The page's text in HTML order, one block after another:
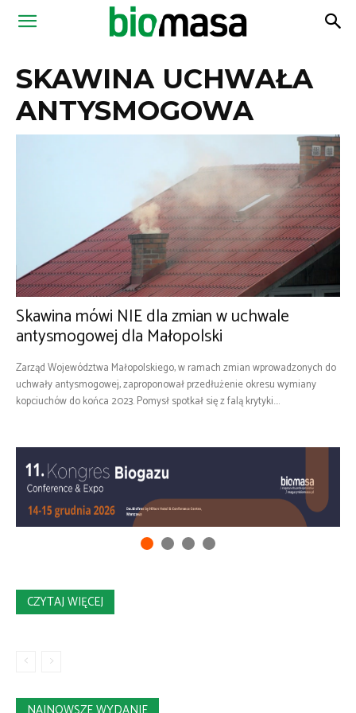
Magazyn
SKAWINA UCHWAŁA
ANTYSMOGOWA
Skawina mówi NIE dla zmian w uchwale
antysmogowej dla Małopolski
Zarząd Województwa Małopolskiego, w ramach zmian wprowadzonych do
uchwały antysmogowej, zaproponował przedłużenie okresu wymiany
kopciuchów do końca 2023. Pomysł spotkał się z falą krytyki....
CZYTAJ WIĘCEJ